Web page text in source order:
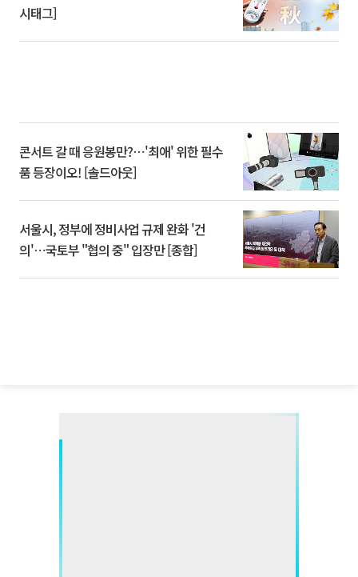
시태그]
콘서트 갈 때 응원봉만?⋯'최애' 위한 필수
품 등장이오! [솔드아웃]
서울시, 정부에 정비사업 규제 완화 '건
의'⋯국토부 "협의 중" 입장만 [종합]